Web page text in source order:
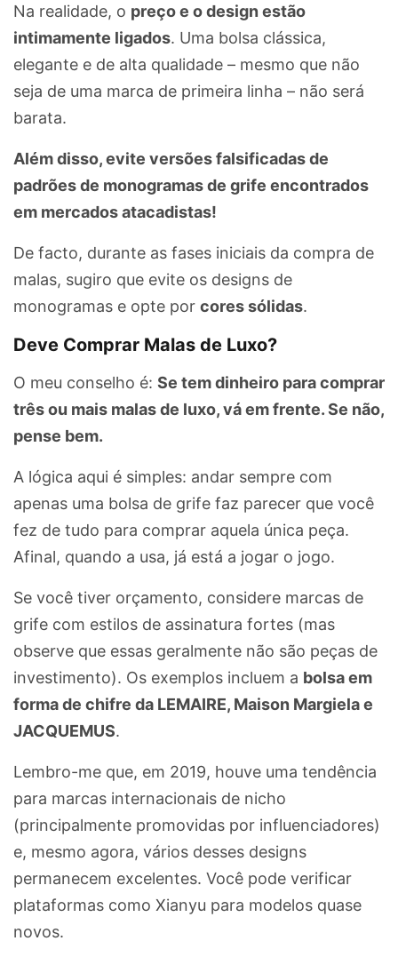
Na realidade, o preço e o design estão
intimamente ligados. Uma bolsa clássica,
elegante e de alta qualidade – mesmo que não
seja de uma marca de primeira linha – não será
barata.
Além disso, evite versões falsificadas de
padrões de monogramas de grife encontrados
em mercados atacadistas!
De facto, durante as fases iniciais da compra de
malas, sugiro que evite os designs de
monogramas e opte por cores sólidas.
Deve Comprar Malas de Luxo?
O meu conselho é: Se tem dinheiro para comprar
três ou mais malas de luxo, vá em frente. Se não,
pense bem.
A lógica aqui é simples: andar sempre com
apenas uma bolsa de grife faz parecer que você
fez de tudo para comprar aquela única peça.
Afinal, quando a usa, já está a jogar o jogo.
Se você tiver orçamento, considere marcas de
grife com estilos de assinatura fortes (mas
observe que essas geralmente não são peças de
investimento). Os exemplos incluem a bolsa em
forma de chifre da LEMAIRE, Maison Margiela e
JACQUEMUS.
Lembro-me que, em 2019, houve uma tendência
para marcas internacionais de nicho
(principalmente promovidas por influenciadores)
e, mesmo agora, vários desses designs
permanecem excelentes. Você pode verificar
plataformas como Xianyu para modelos quase
novos.